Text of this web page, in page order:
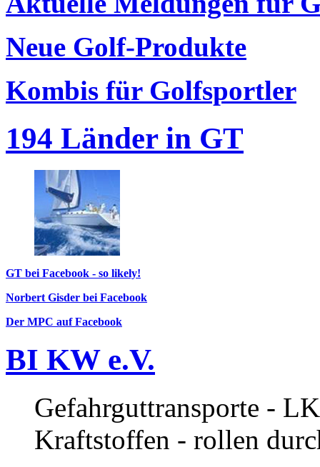
Neue Golf-Produkte
Kombis für Golfsportler
194 Länder in GT
GT bei Facebook - so likely!
Norbert Gisder bei Facebook
Der MPC auf Facebook
BI KW e.V.
Gefahrguttransporte -
Kraftstoffen - rollen